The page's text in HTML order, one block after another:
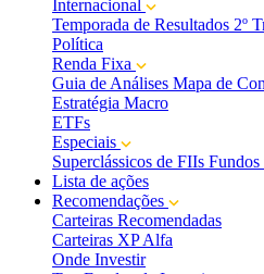
Internacional
Temporada de Resultados 2º
Política
Renda Fixa
Guia de Análises Mapa de
Estratégia Macro
ETFs
Especiais
Superclássicos de FIIs Fundos
Lista de ações
Recomendações
Carteiras Recomendadas
Carteiras XP Alfa
Onde Investir